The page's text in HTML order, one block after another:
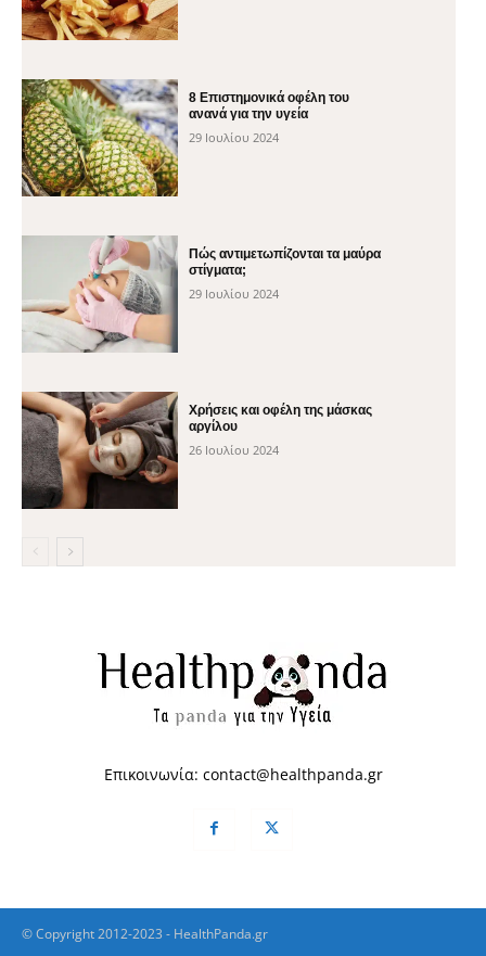
8 Επιστημονικά οφέλη του
ανανά για την υγεία
29 Ιουλίου 2024
Πώς αντιμετωπίζονται τα μαύρα
στίγματα;
29 Ιουλίου 2024
Χρήσεις και οφέλη της μάσκας
αργίλου
26 Ιουλίου 2024
Επικοινωνία: contact@healthpanda.gr
© Copyright 2012-2023 - HealthPanda.gr